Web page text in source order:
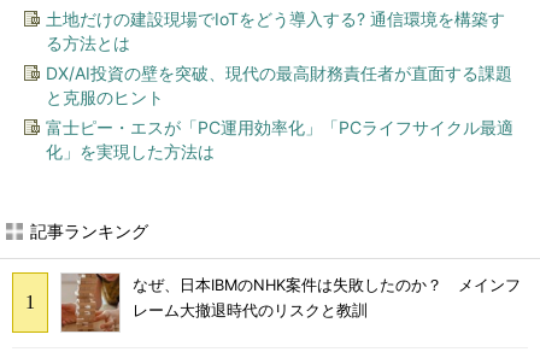
土地だけの建設現場でIoTをどう導入する? 通信環境を構築す
る方法とは
DX/AI投資の壁を突破、現代の最高財務責任者が直面する課題
と克服のヒント
富士ピー・エスが「PC運用効率化」「PCライフサイクル最適
化」を実現した方法は
記事ランキング
なぜ、日本IBMのNHK案件は失敗したのか？ メインフ
レーム大撤退時代のリスクと教訓